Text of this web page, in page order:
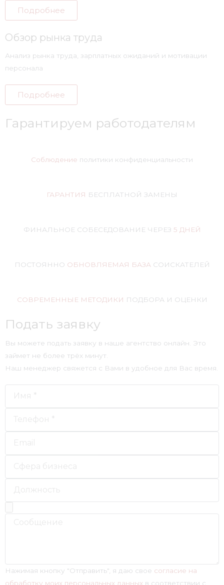
Подробнее
Обзор рынка труда
Анализ рынка труда, зарплатных ожиданий и мотивации
персонала
Подробнее
Гарантируем работодателям
Соблюдение политики конфиденциальности
ГАРАНТИЯ БЕСПЛАТНОЙ ЗАМЕНЫ
ФИНАЛЬНОЕ СОБЕСЕДОВАНИЕ ЧЕРЕЗ 5 ДНЕЙ
ПОСТОЯННО ОБНОВЛЯЕМАЯ БАЗА СОИСКАТЕЛЕЙ
СОВРЕМЕННЫЕ МЕТОДИКИ ПОДБОРА И ОЦЕНКИ
Подать заявку
Вы можете подать заявку в наше агентство онлайн. Это
займет не более трёх минут.
Наш менеджер свяжется с Вами в удобное для Вас время.
Нажимая кнопку "Отправить", я даю свое согласие на
обработку моих персональных данных в соответствии с